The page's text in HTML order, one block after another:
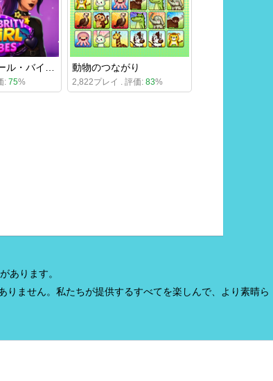
: 75%
動物のつながり
2,822プレイ . 評価: 83%
あります。
ません。私たちが提供するすべてを楽しんで、より素晴ら